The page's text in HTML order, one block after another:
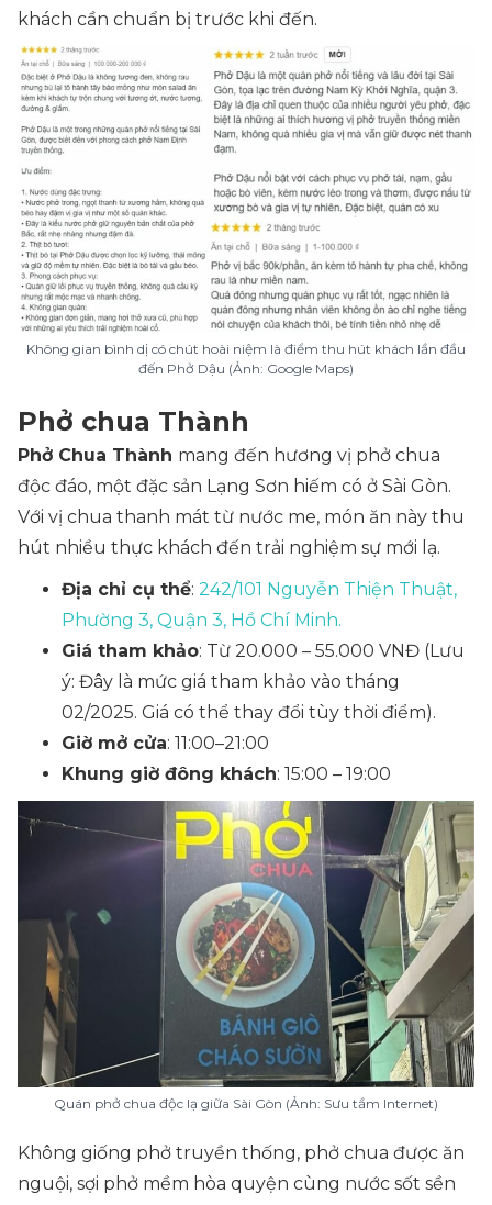
khách cần chuẩn bị trước khi đến.
Không gian bình dị có chút hoài niệm là điểm thu hút khách lần đầu
đến Phở Dậu (Ảnh: Google Maps)
Phở chua Thành
Phở Chua Thành mang đến hương vị phở chua
độc đáo, một đặc sản Lạng Sơn hiếm có ở Sài Gòn.
Với vị chua thanh mát từ nước me, món ăn này thu
hút nhiều thực khách đến trải nghiệm sự mới lạ.
Địa chỉ cụ thể: 242/101 Nguyễn Thiện Thuật,
Phường 3, Quận 3, Hồ Chí Minh.
Giá tham khảo: Từ 20.000 – 55.000 VNĐ (Lưu
ý: Đây là mức giá tham khảo vào tháng
02/2025. Giá có thể thay đổi tùy thời điểm).
Giờ mở cửa: 11:00–21:00
Khung giờ đông khách: 15:00 – 19:00
Quán phở chua độc lạ giữa Sài Gòn (Ảnh: Sưu tầm Internet)
Không giống phở truyền thống, phở chua được ăn
nguội, sợi phở mềm hòa quyện cùng nước sốt sền